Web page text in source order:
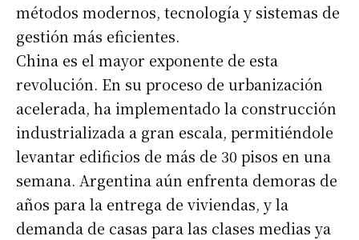
métodos modernos, tecnología y sistemas de
gestión más eficientes.
China es el mayor exponente de esta
revolución. En su proceso de urbanización
acelerada, ha implementado la construcción
industrializada a gran escala, permitiéndole
levantar edificios de más de 30 pisos en una
semana. Argentina aún enfrenta demoras de
años para la entrega de viviendas, y la
demanda de casas para las clases medias ya